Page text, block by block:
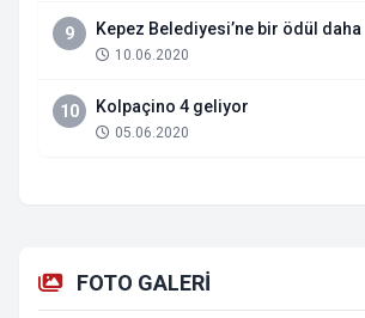
9 Kepez Belediyesi’ne bir ödül daha
10.06.2020
10 Kolpaçino 4 geliyor
05.06.2020
FOTO GALERİ